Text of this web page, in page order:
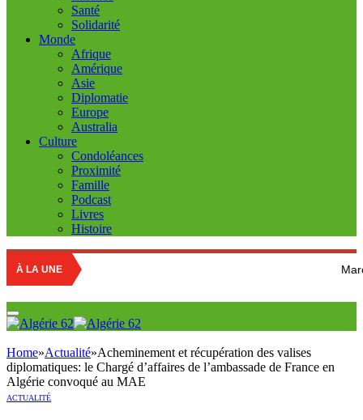
Santé
Solidarité
Monde
Afrique
Amérique
Asie
Diplomatie
Europe
Australia
Culture
Condoléances
Proximité
Famille
Podcast
Livres
Histoire
À LA UNE Marché des fruits
Home»Actualité»Acheminement et récupération des valises
diplomatiques: le Chargé d’affaires de l’ambassade de France en
Algérie convoqué au MAE
ACTUALITÉ